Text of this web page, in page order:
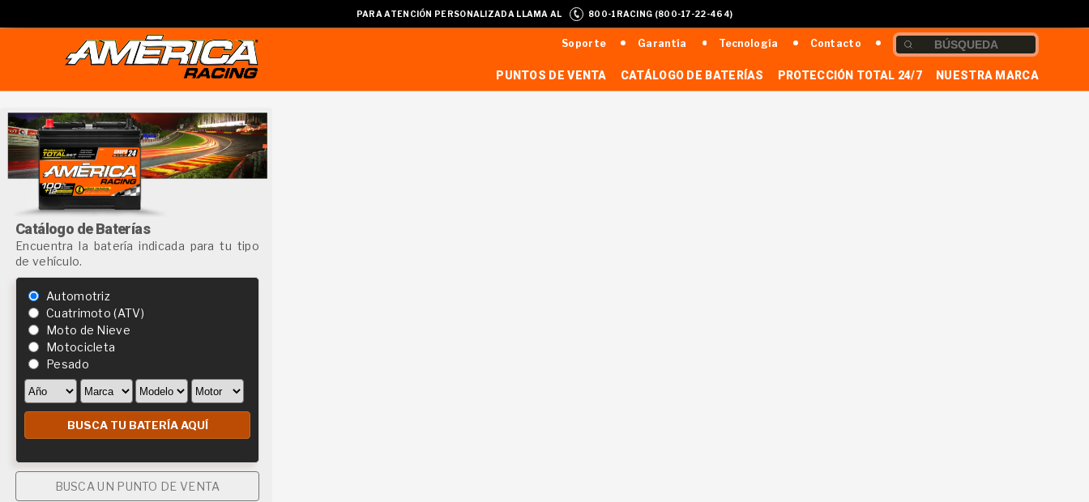
PARA ATENCIÓN PERSONALIZADA LLAMA AL 800-1RACING (800-17-22-464)
Contacto
Tecnología
Garantía
Soporte
NUESTRA MARCA
PROTECCIÓN TOTAL 24/7
CATÁLOGO DE BATERÍAS
PUNTOS DE VENTA
Catálogo de Baterías
Encuentra la batería indicada para tu tipo
de vehículo.
Automotriz
Cuatrimoto (ATV)
Moto de Nieve
Motocicleta
Pesado
BUSCA UN PUNTO DE VENTA